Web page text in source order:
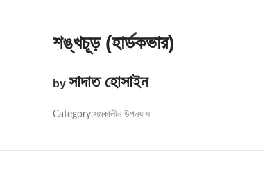
শঙ্খচূড় (হার্ডকভার)
by সাদাত হোসাইন
Category:সমকালীন উপন্যাস